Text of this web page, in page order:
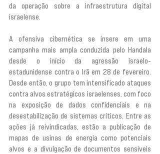
da operação sobre a infraestrutura digital
israelense.
A ofensiva cibernética se insere em uma
campanha mais ampla conduzida pelo Handala
desde o início da agressão israelo-
estadunidense contra o Irã em 28 de fevereiro.
Desde então, o grupo tem intensificado ataques
contra alvos estratégicos israelenses, com foco
na exposição de dados confidenciais e na
desestabilização de sistemas críticos. Entre as
ações já reivindicadas, estão a publicação de
mapas de usinas de energia como potenciais
alvos e a divulgação de documentos sensíveis